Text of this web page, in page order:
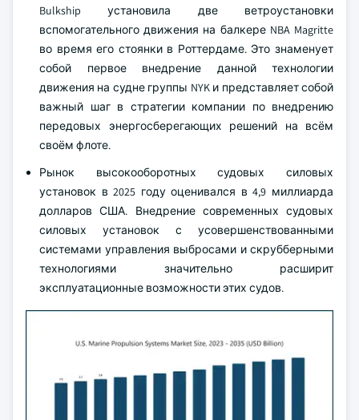
Bulkship установила две ветроустановки
вспомогательного движения на балкере NBA Magritte
во время его стоянки в Роттердаме. Это знаменует
собой первое внедрение данной технологии
движения на судне группы NYK и представляет собой
важный шаг в стратегии компании по внедрению
передовых энергосберегающих решений на всём
своём флоте.
Рынок высокооборотных судовых силовых
установок в 2025 году оценивался в 4,9 миллиарда
долларов США. Внедрение современных судовых
силовых установок с усовершенствованными
системами управления выбросами и скрубберными
технологиями значительно расширит
эксплуатационные возможности этих судов.